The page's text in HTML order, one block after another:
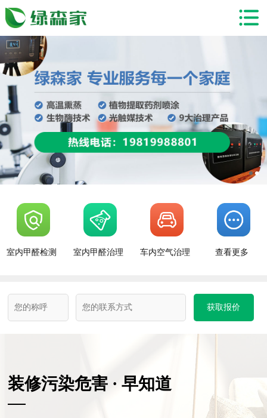
室内甲醛检测 室内甲醛治理 车内空气治理 查看更多
获取报价
装修污染危害 · 早知道